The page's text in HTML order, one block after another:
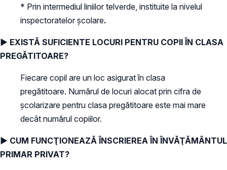
* Prin intermediul liniilor telverde, instituite la nivelul
inspectoratelor școlare.
► EXISTĂ SUFICIENTE LOCURI PENTRU COPII ÎN CLASA
PREGĂTITOARE?
Fiecare copil are un loc asigurat în clasa
pregătitoare. Numărul de locuri alocat prin cifra de
şcolarizare pentru clasa pregătitoare este mai mare
decât numărul copiilor.
► CUM FUNCŢIONEAZĂ ÎNSCRIEREA ÎN ÎNVĂŢĂMÂNTUL
PRIMAR PRIVAT?